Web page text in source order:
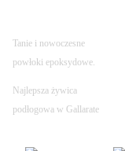
Tanie i nowoczesne
powłoki epoksydowe.
Najlepsza żywica
podłogowa w Gallarate